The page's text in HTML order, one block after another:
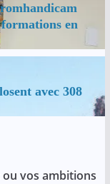
en
avec 308
vos ambitions